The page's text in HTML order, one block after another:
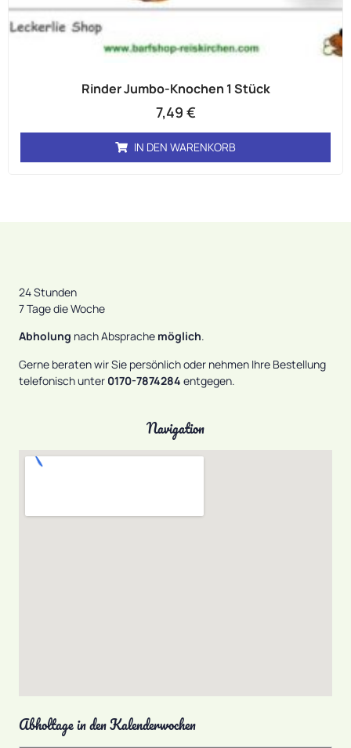
Rinder Jumbo-Knochen 1 Stück
7,49 €
IN DEN WARENKORB
24 Stunden
7 Tage die Woche
Abholung nach Absprache möglich.
Gerne beraten wir Sie persönlich oder nehmen Ihre Bestellung
telefonisch unter 0170-7874284 entgegen.
Navigation
Abholtage in den Kalenderwochen